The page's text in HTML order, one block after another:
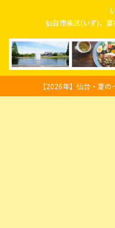
仙台市泉区(いず)、
【2026年】仙台・夏